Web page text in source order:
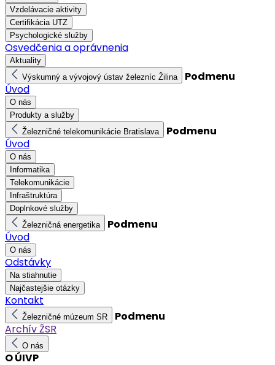
Vzdelávacie aktivity
Certifikácia UTZ
Psychologické služby
Osvedčenia a oprávnenia
Aktuality
Výskumný a vývojový ústav železníc Žilina
Podmenu
Úvod
O nás
Produkty a služby
Železničné telekomunikácie Bratislava
Podmenu
Úvod
O nás
Informatika
Telekomunikácie
Infraštruktúra
Doplnkové služby
Železničná energetika
Podmenu
Úvod
O nás
Odstávky
Na stiahnutie
Najčastejšie otázky
Kontakt
Železničné múzeum SR
Podmenu
Archív ŽSR
O nás
O ÚIVP